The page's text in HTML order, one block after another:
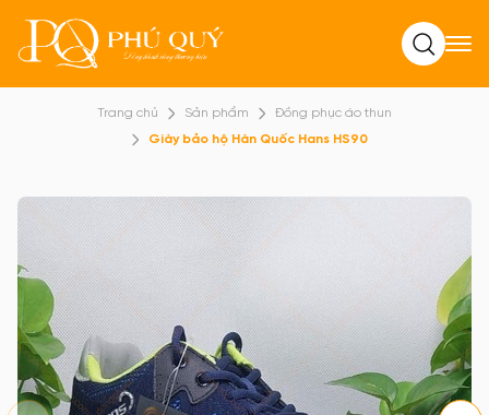
Tìm kiếm
Trang chủ Sản phẩm
Đồng phục áo thun
Giày bảo hộ Hàn Quốc Hans HS90